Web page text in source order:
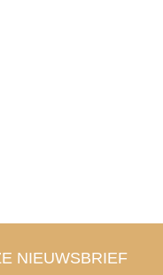
NIEUWSBRIEF